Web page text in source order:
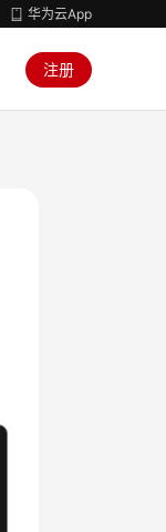
华为云App
注册